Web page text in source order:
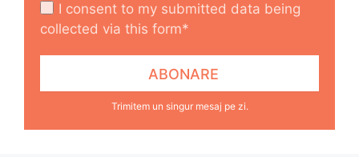
I consent to my submitted data being
collected via this form*
Trimitem un singur mesaj pe zi.